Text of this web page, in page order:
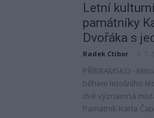
Letní
památníky
Dvořáka s
Radek Ctibor
PŘÍBRAMSKO -
během letošního
dvě významná
Památník Karla